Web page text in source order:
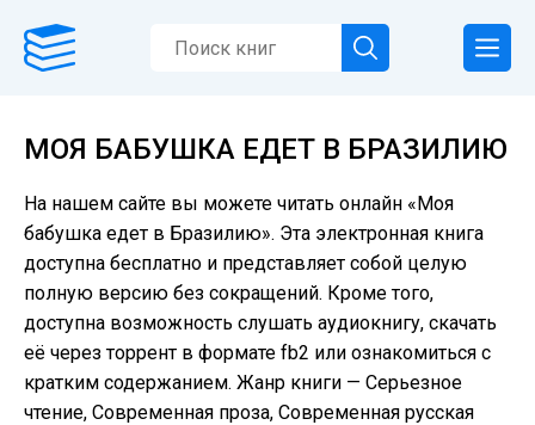
МОЯ БАБУШКА ЕДЕТ В БРАЗИЛИЮ
На нашем сайте вы можете читать онлайн «Моя
бабушка едет в Бразилию». Эта электронная книга
доступна бесплатно и представляет собой целую
полную версию без сокращений. Кроме того,
доступна возможность слушать аудиокнигу, скачать
её через торрент в формате fb2 или ознакомиться с
кратким содержанием. Жанр книги — Серьезное
чтение, Современная проза, Современная русская